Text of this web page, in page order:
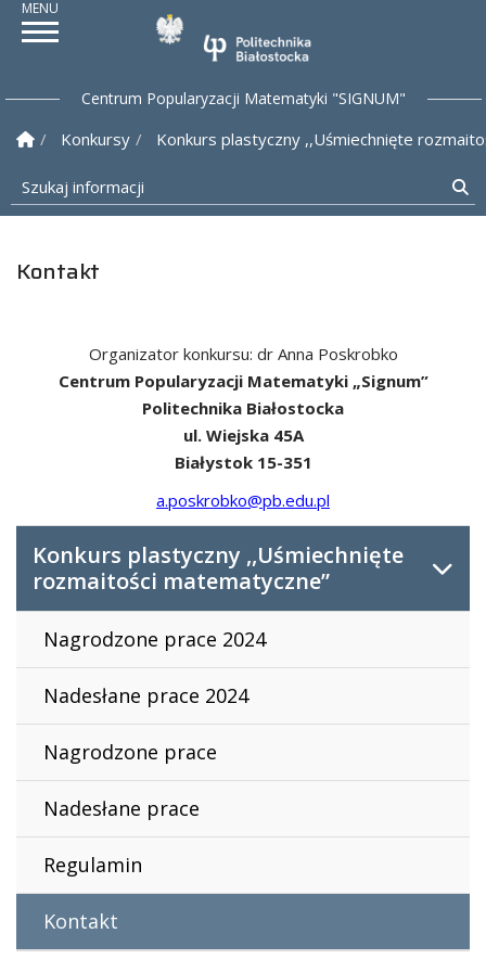
Politechnika
Centrum Popularyzacji Matematyki "SIGNUM"
Strona Główna
Konkursy Konkurs plastyczny ,,Uśmiechnięte
Szukaj informacji
Kontakt
Organizator konkursu: dr Anna Poskrobko
Centrum Popularyzacji Matematyki „Signum”
Politechnika Białostocka
ul. Wiejska 45A
Białystok 15-351
a.poskrobko@pb.edu.pl
Konkurs plastyczny ,,Uśmiechnięte
rozmaitości matematyczne”
Nagrodzone prace 2024
Nadesłane prace 2024
Nagrodzone prace
Nadesłane prace
Regulamin
Kontakt